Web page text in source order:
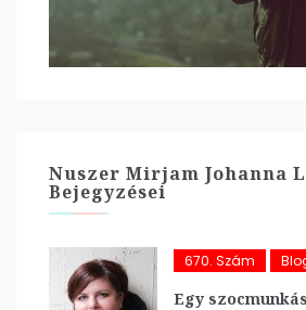
Nuszer Mirjam Johanna
Bejegyzései
670. Szám
Egy